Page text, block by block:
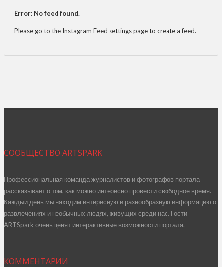
Error: No feed found.
Please go to the Instagram Feed settings page to create a feed.
СООБЩЕСТВО ARTSPARK
Профессиональная команда журналистов и фотографов портала
рассказывает о том, как можно интересно провести свободное время.
Каждый день мы находим интересную и разнообразную информацию о
развлечениях и необычных людях, живущих среди нас. Гости
ARTSpark очень ценят интерактивные возможности портала.
КОММЕНТАРИИ